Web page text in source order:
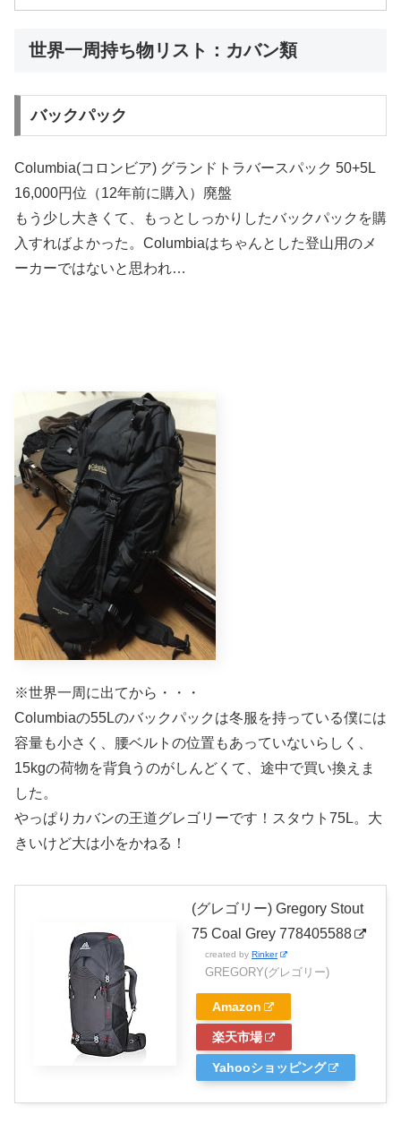
世界一周持ち物リスト：カバン類
バックパック
Columbia(コロンビア) グランドトラバースパック 50+5L
16,000円位（12年前に購入）廃盤
もう少し大きくて、もっとしっかりしたバックパックを購
入すればよかった。Columbiaはちゃんとした登山用のメ
ーカーではないと思われ…
※世界一周に出てから・・・
Columbiaの55Lのバックパックは冬服を持っている僕には
容量も小さく、腰ベルトの位置もあっていないらしく、
15kgの荷物を背負うのがしんどくて、途中で買い換えま
した。
やっぱりカバンの王道グレゴリーです！スタウト75L。大
きいけど大は小をかねる！
(グレゴリー) Gregory Stout
75 Coal Grey 778405588
created by Rinker
GREGORY(グレゴリー)
Amazon
楽天市場
Yahooショッピング